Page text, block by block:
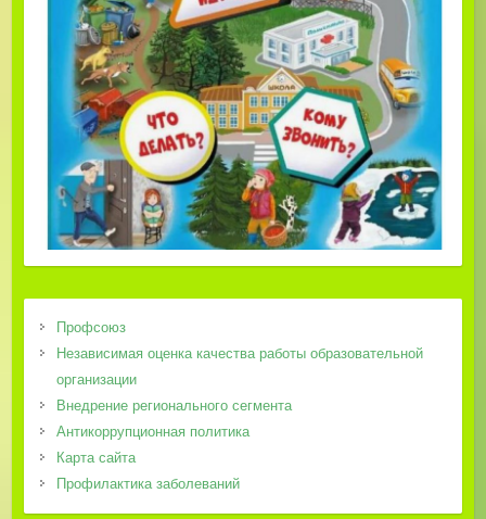
Профсоюз
Независимая оценка качества работы образовательной
организации
Внедрение регионального сегмента
Антикоррупционная политика
Карта сайта
Профилактика заболеваний